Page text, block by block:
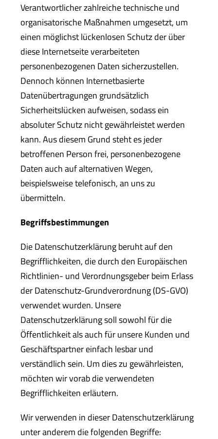
Verantwortlicher zahlreiche technische und
organisatorische Maßnahmen umgesetzt, um
einen möglichst lückenlosen Schutz der über
diese Internetseite verarbeiteten
personenbezogenen Daten sicherzustellen.
Dennoch können Internetbasierte
Datenübertragungen grundsätzlich
Sicherheitslücken aufweisen, sodass ein
absoluter Schutz nicht gewährleistet werden
kann. Aus diesem Grund steht es jeder
betroffenen Person frei, personenbezogene
Daten auch auf alternativen Wegen,
beispielsweise telefonisch, an uns zu
übermitteln.
Begriffsbestimmungen
Die Datenschutzerklärung beruht auf den
Begrifflichkeiten, die durch den Europäischen
Richtlinien- und Verordnungsgeber beim Erlass
der Datenschutz-Grundverordnung (DS-GVO)
verwendet wurden. Unsere
Datenschutzerklärung soll sowohl für die
Öffentlichkeit als auch für unsere Kunden und
Geschäftspartner einfach lesbar und
verständlich sein. Um dies zu gewährleisten,
möchten wir vorab die verwendeten
Begrifflichkeiten erläutern.
Wir verwenden in dieser Datenschutzerklärung
unter anderem die folgenden Begriffe: